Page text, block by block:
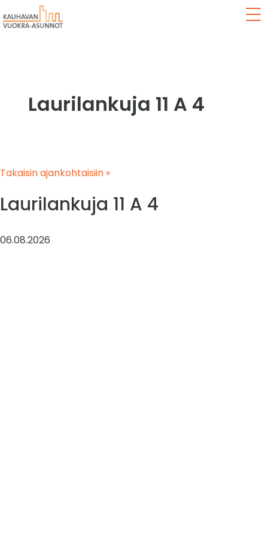
Laurilankuja 11 A 4
Takaisin ajankohtaisiin »
Laurilankuja 11 A 4
06.08.2026